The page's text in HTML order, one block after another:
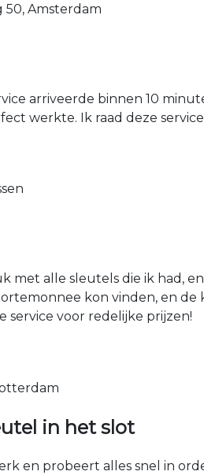
50, Amsterdam
arriveerde binnen 10
werkte. Ik raad deze
met alle sleutels die ik had,
kon vinden, en
service voor redelijke prijzen!
in het slot
en probeert alles snel in